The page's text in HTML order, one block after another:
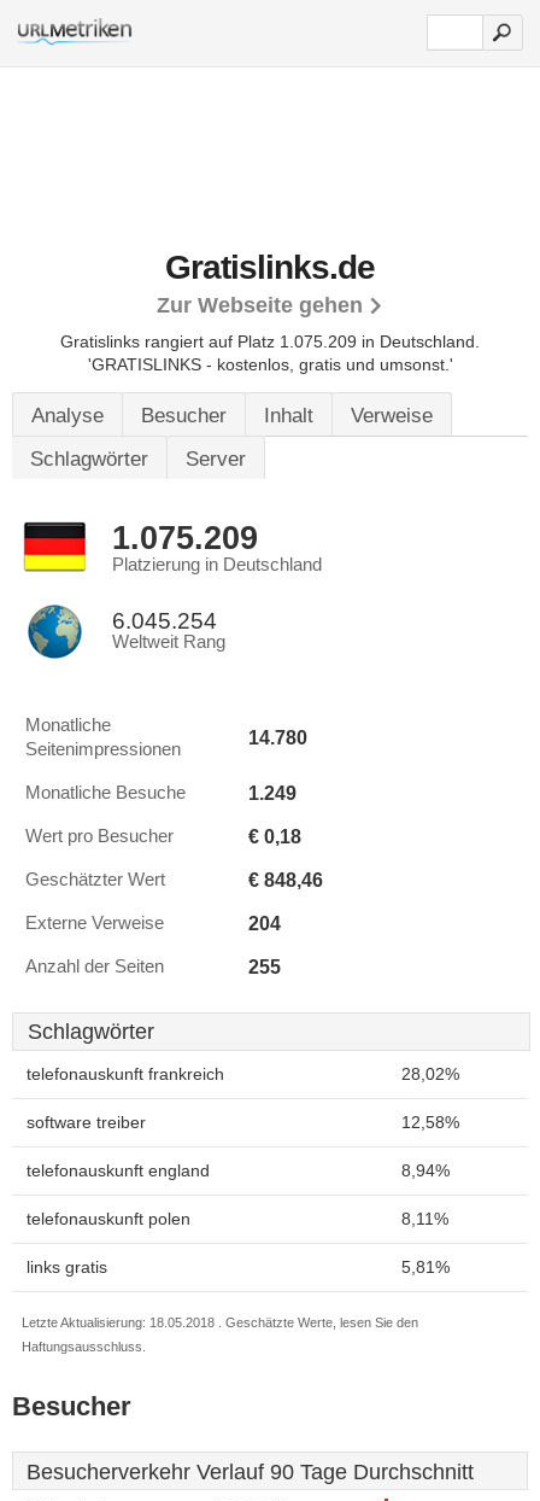
Gratislinks.de
Zur Webseite gehen
Gratislinks rangiert auf Platz 1.075.209 in Deutschland.
'GRATISLINKS - kostenlos, gratis und umsonst.'
Analyse Besucher Inhalt
Verweise
Schlagwörter
Server
1.075.209
Platzierung in Deutschland
6.045.254
Weltweit Rang
Monatliche
Seitenimpressionen
14.780
Monatliche Besuche 1.249
Wert pro Besucher € 0,18
Geschätzter Wert € 848,46
Externe Verweise 204
Anzahl der Seiten 255
Schlagwörter
telefonauskunft frankreich 28,02%
software treiber 12,58%
telefonauskunft england 8,94%
telefonauskunft polen 8,11%
links gratis 5,81%
Letzte Aktualisierung: 18.05.2018 . Geschätzte Werte, lesen Sie den
Haftungsausschluss.
Besucher
Besucherverkehr Verlauf 90 Tage Durchschnitt